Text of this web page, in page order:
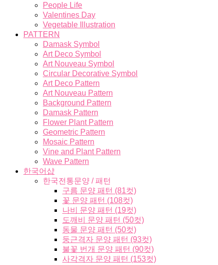
People Life
Valentines Day
Vegetable Illustration
PATTERN
Damask Symbol
Art Deco Symbol
Art Nouveau Symbol
Circular Decorative Symbol
Art Deco Pattern
Art Nouveau Pattern
Background Pattern
Damask Pattern
Flower Plant Pattern
Geometric Pattern
Mosaic Pattern
Vine and Plant Pattern
Wave Pattern
한국어샵
한국전통문양 / 패턴
구름 문양 패턴 (81컷)
꽃 문양 패턴 (108컷)
나비 문양 패턴 (19컷)
도깨비 문양 패턴 (50컷)
동물 문양 패턴 (50컷)
둥근격자 문양 패턴 (93컷)
불꽃 번개 문양 패턴 (90컷)
사각격자 문양 패턴 (153컷)